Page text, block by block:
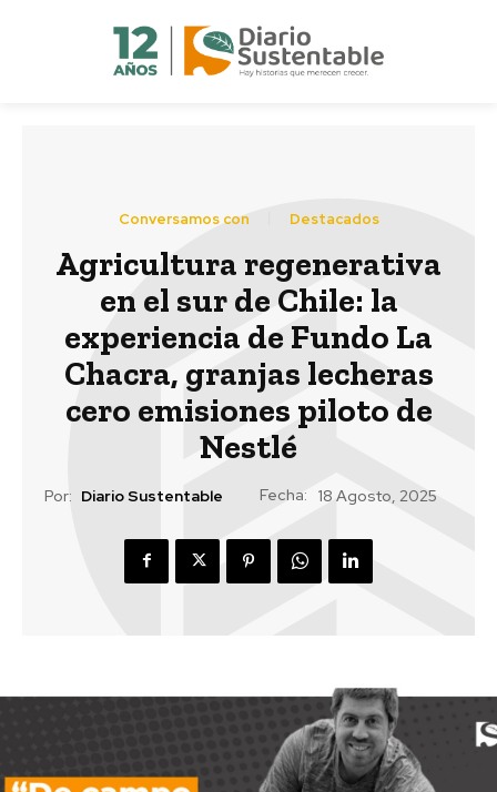
Conversamos con Destacados
Agricultura regenerativa
en el sur de Chile: la
experiencia de Fundo La
Chacra, granjas lecheras
cero emisiones piloto de
Nestlé
Por: Diario Sustentable Fecha: 18 Agosto, 2025